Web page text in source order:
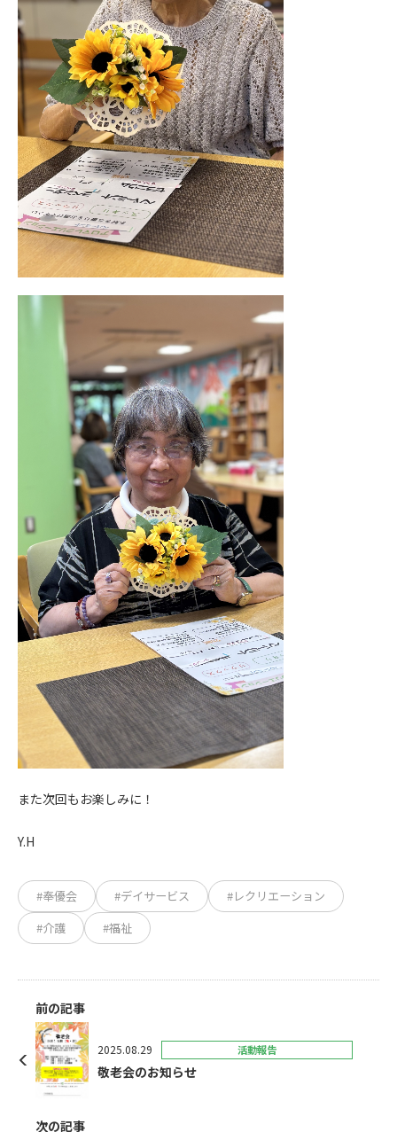
また次回もお楽しみに！
Y.H
#奉優会 #デイサービス
#レクリエーション
#介護
#福祉
前の記事
2025.08.29 活動報告
敬老会のお知らせ
次の記事